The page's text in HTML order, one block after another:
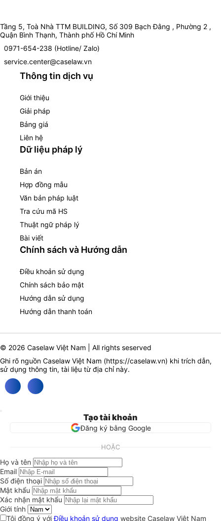
Tầng 5, Toà Nhà TTM BUILDING, Số 309 Bạch Đằng , Phường 2 ,
Quận Bình Thạnh, Thành phố Hồ Chí Minh
0971-654-238 (Hotline/ Zalo)
service.center@caselaw.vn
Thông tin dịch vụ
Giới thiệu
Giải pháp
Bảng giá
Liên hệ
Dữ liệu pháp lý
Bản án
Hợp đồng mẫu
Văn bản pháp luật
Tra cứu mã HS
Thuật ngữ pháp lý
Bài viết
Chính sách và Hướng dẫn
Điều khoản sử dụng
Chính sách bảo mật
Hướng dẫn sử dụng
Hướng dẫn thanh toán
© 2026 Caselaw Việt Nam | All rights seserved
Ghi rõ nguồn Caselaw Việt Nam (https://caselaw.vn) khi trích dẫn,
sử dụng thông tin, tài liệu từ địa chỉ này.
Tạo tài khoản
Đăng ký bằng Google
HOẶC
Họ và tên
Email
Số điện thoại
Mật khẩu
Xác nhận mật khẩu
Giới tính
Tôi đồng ý vớiĐiều khoản sử dụng website Caselaw Việt Nam